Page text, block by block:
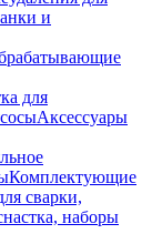
и
для
Аксессуары
Комплектующие
сварки,
наборы